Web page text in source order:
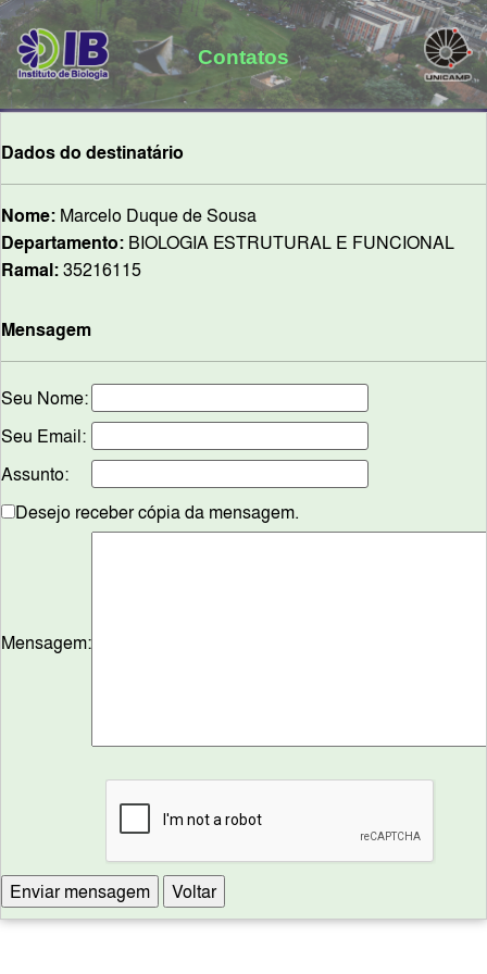
Contatos
Dados do destinatário
Nome: Marcelo Duque de Sousa
Departamento: BIOLOGIA ESTRUTURAL E FUNCIONAL
Ramal:35216115
Mensagem
Seu Nome:
Seu Email:
Assunto:
Desejo receber cópia da mensagem.
Mensagem: